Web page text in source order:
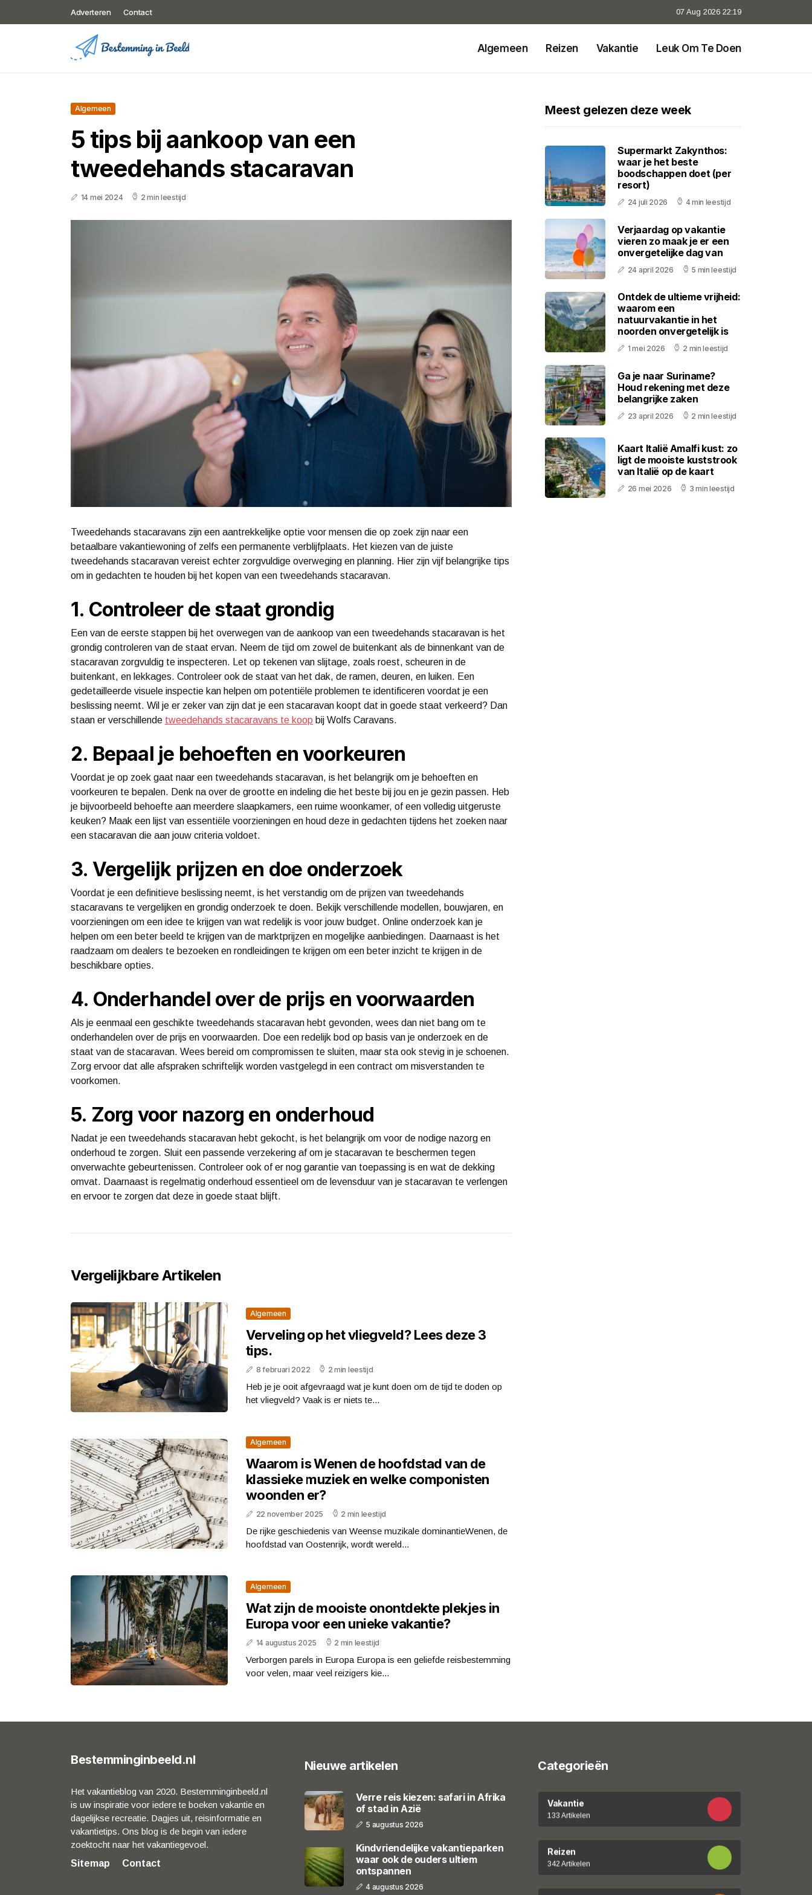
Adverteren Contact 07 Aug 2026 22:19
Algemeen Reizen Vakantie Leuk Om Te Doen
Algemeen
5 tips bij aankoop van een
tweedehands stacaravan
14 mei 2024 2 min leestijd
Tweedehands stacaravans zijn een aantrekkelijke optie voor mensen die op zoek zijn naar een
betaalbare vakantiewoning of zelfs een permanente verblijfplaats. Het kiezen van de juiste
tweedehands stacaravan vereist echter zorgvuldige overweging en planning. Hier zijn vijf belangrijke tips
om in gedachten te houden bij het kopen van een tweedehands stacaravan.
1. Controleer de staat grondig
Een van de eerste stappen bij het overwegen van de aankoop van een tweedehands stacaravan is het
grondig controleren van de staat ervan. Neem de tijd om zowel de buitenkant als de binnenkant van de
stacaravan zorgvuldig te inspecteren. Let op tekenen van slijtage, zoals roest, scheuren in de
buitenkant, en lekkages. Controleer ook de staat van het dak, de ramen, deuren, en luiken. Een
gedetailleerde visuele inspectie kan helpen om potentiële problemen te identificeren voordat je een
beslissing neemt. Wil je er zeker van zijn dat je een stacaravan koopt dat in goede staat verkeerd? Dan
staan er verschillende tweedehands stacaravans te koop bij Wolfs Caravans.
2. Bepaal je behoeften en voorkeuren
Voordat je op zoek gaat naar een tweedehands stacaravan, is het belangrijk om je behoeften en
voorkeuren te bepalen. Denk na over de grootte en indeling die het beste bij jou en je gezin passen. Heb
je bijvoorbeeld behoefte aan meerdere slaapkamers, een ruime woonkamer, of een volledig uitgeruste
keuken? Maak een lijst van essentiële voorzieningen en houd deze in gedachten tijdens het zoeken naar
een stacaravan die aan jouw criteria voldoet.
3. Vergelijk prijzen en doe onderzoek
Voordat je een definitieve beslissing neemt, is het verstandig om de prijzen van tweedehands
stacaravans te vergelijken en grondig onderzoek te doen. Bekijk verschillende modellen, bouwjaren, en
voorzieningen om een idee te krijgen van wat redelijk is voor jouw budget. Online onderzoek kan je
helpen om een beter beeld te krijgen van de marktprijzen en mogelijke aanbiedingen. Daarnaast is het
raadzaam om dealers te bezoeken en rondleidingen te krijgen om een beter inzicht te krijgen in de
beschikbare opties.
4. Onderhandel over de prijs en voorwaarden
Als je eenmaal een geschikte tweedehands stacaravan hebt gevonden, wees dan niet bang om te
onderhandelen over de prijs en voorwaarden. Doe een redelijk bod op basis van je onderzoek en de
staat van de stacaravan. Wees bereid om compromissen te sluiten, maar sta ook stevig in je schoenen.
Zorg ervoor dat alle afspraken schriftelijk worden vastgelegd in een contract om misverstanden te
voorkomen.
5. Zorg voor nazorg en onderhoud
Nadat je een tweedehands stacaravan hebt gekocht, is het belangrijk om voor de nodige nazorg en
onderhoud te zorgen. Sluit een passende verzekering af om je stacaravan te beschermen tegen
onverwachte gebeurtenissen. Controleer ook of er nog garantie van toepassing is en wat de dekking
omvat. Daarnaast is regelmatig onderhoud essentieel om de levensduur van je stacaravan te verlengen
en ervoor te zorgen dat deze in goede staat blijft.
Vergelijkbare Artikelen
Algemeen
Verveling op het vliegveld? Lees deze 3
tips.
8 februari 2022 2 min leestijd
Heb je je ooit afgevraagd wat je kunt doen om de tijd te doden op
het vliegveld? Vaak is er niets te...
Algemeen
Waarom is Wenen de hoofdstad van de
klassieke muziek en welke componisten
woonden er?
22 november 2025 2 min leestijd
De rijke geschiedenis van Weense muzikale dominantieWenen, de
hoofdstad van Oostenrijk, wordt wereld...
Algemeen
Wat zijn de mooiste onontdekte plekjes in
Europa voor een unieke vakantie?
14 augustus 2025 2 min leestijd
Verborgen parels in Europa Europa is een geliefde reisbestemming
voor velen, maar veel reizigers kie...
Meest gelezen deze week
Supermarkt Zakynthos:
waar je het beste
boodschappen doet (per
resort)
24 juli 2026 4 min leestijd
Verjaardag op vakantie
vieren zo maak je er een
onvergetelijke dag van
24 april 2026 5 min leestijd
Ontdek de ultieme vrijheid:
waarom een
natuurvakantie in het
noorden onvergetelijk is
1 mei 2026 2 min leestijd
Ga je naar Suriname?
Houd rekening met deze
belangrijke zaken
23 april 2026 2 min leestijd
Kaart Italië Amalfi kust: zo
ligt de mooiste kuststrook
van Italië op de kaart
26 mei 2026 3 min leestijd
Bestemminginbeeld.nl
Het vakantieblog van 2020. Bestemminginbeeld.nl
is uw inspiratie voor iedere te boeken vakantie en
dagelijkse recreatie. Dagjes uit, reisinformatie en
vakantietips. Ons blog is de begin van iedere
zoektocht naar het vakantiegevoel.
Sitemap
Contact
Nieuwe artikelen
Verre reis kiezen: safari in Afrika
of stad in Azië
5 augustus 2026
Kindvriendelijke vakantieparken
waar ook de ouders ultiem
ontspannen
4 augustus 2026
Categorieën
Vakantie
133 Artikelen
Reizen
342 Artikelen